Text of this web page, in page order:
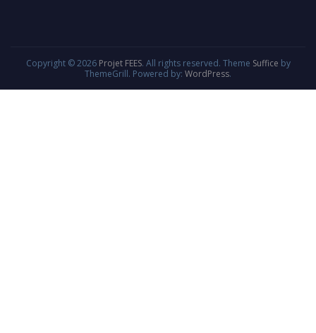
Copyright © 2026 Projet FEES. All rights reserved. Theme Suffice by
ThemeGrill. Powered by: WordPress.